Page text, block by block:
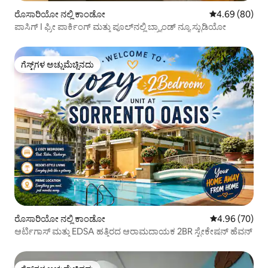
ರೊಸಾರಿಯೋ ನಲ್ಲಿ ಕಾಂಡೋ 5 ರಲ್ಲಿ 4.69
4.69 (80)
ಪಾಸಿಗ್ I ಫ್ರೀ ಪಾರ್ಕಿಂಗ್ ಮತ್ತು ಪೂಲ್‌ನಲ್ಲಿ ಬ್ರ್ಯಾಂಡ್ ನ್ಯೂ ಸ್ಟುಡಿಯೋ
ಗೆಸ್ಟ್‌ಗಳ ಅಚ್ಚುಮೆಚ್ಚಿನದು
ಗೆಸ್ಟ್‌ಗಳ ಅಚ್ಚುಮೆಚ್ಚಿನದು
ರೊಸಾರಿಯೋ ನಲ್ಲಿ ಕಾಂಡೋ 5 ರಲ್ಲಿ 4.96
4.96 (70)
ಆರ್ಟಿಗಾಸ್ ಮತ್ತು EDSA ಹತ್ತಿರದ ಆರಾಮದಾಯಕ 2BR ಸ್ಟೇಕೇಷನ್ ಹೆವನ್